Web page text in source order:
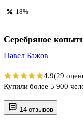
14 отзывов
-18%
Серебряное
Павел Бажов
4.9(29
Купили более 5 900